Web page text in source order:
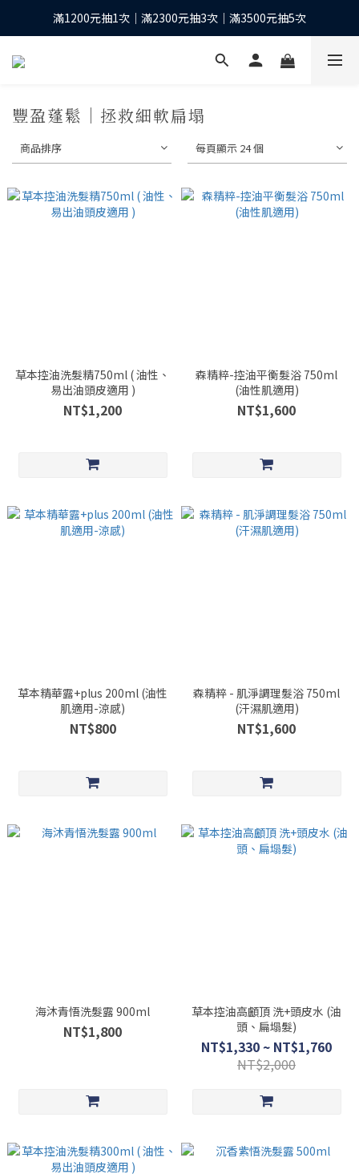
下單抽10股台積電之等值現金*
滿1200元抽1次｜滿2300元抽3次｜滿3500元抽5次
全館滿1200元再享免運優惠
豐盈蓬鬆｜拯救細軟扁塌
商品排序 每頁顯示 24 個
草本控油洗髮精750ml ( 油性、
易出油頭皮適用 )
NT$1,200
森精粹-控油平衡髮浴 750ml
(油性肌適用)
NT$1,600
草本精華露+plus 200ml (油性
肌適用-涼感)
NT$800
森精粹 - 肌淨調理髮浴 750ml
(汗濕肌適用)
NT$1,600
海沐青悟洗髮露 900ml
NT$1,800
草本控油高顱頂 洗+頭皮水 (油
頭、扁塌髮)
NT$1,330 ~ NT$1,760
NT$2,000